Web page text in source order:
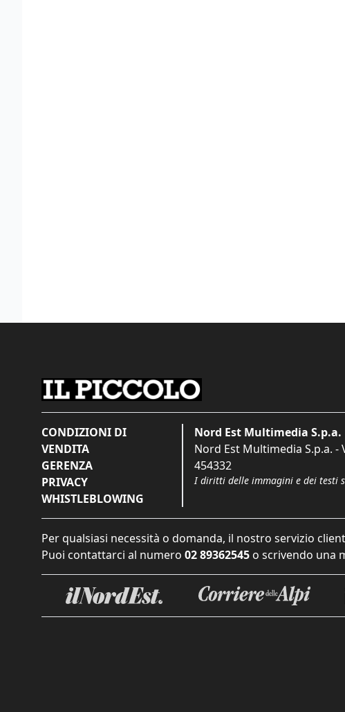
CONDIZIONI DI
VENDITA
GERENZA
PRIVACY
WHISTLEBLOWING
Nord Est Multimedia S.p.a.
Nord Est Multimedia S.p.a. -
454332
I diritti delle immagini e dei testi
Per qualsiasi necessità o domanda, il nostro servizio
Puoi contattarci al numero 02 89362545 o scrivendo una